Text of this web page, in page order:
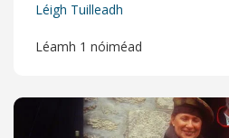
Léigh Tuilleadh
Léamh 1 nóiméad